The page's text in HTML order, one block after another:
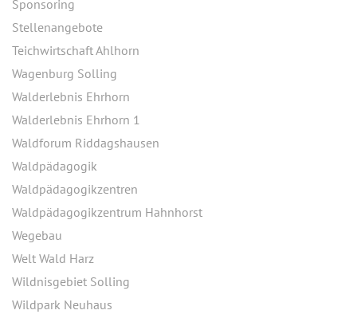
Sponsoring
Stellenangebote
Teichwirtschaft Ahlhorn
Wagenburg Solling
Walderlebnis Ehrhorn
Walderlebnis Ehrhorn 1
Waldforum Riddagshausen
Waldpädagogik
Waldpädagogikzentren
Waldpädagogikzentrum Hahnhorst
Wegebau
Welt Wald Harz
Wildnisgebiet Solling
Wildpark Neuhaus